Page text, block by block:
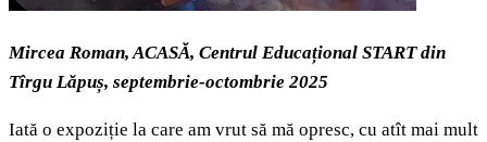
Mircea Roman, ACASĂ, Centrul Educațional START din
Tîrgu Lăpuș, septembrie-octombrie 2025
Iată o expoziție la care am vrut să mă opresc, cu atît mai mult